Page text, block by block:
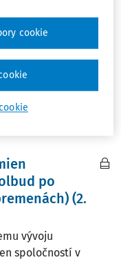
harmonizované.
v roku 2019 prijal
jednotný ...
po
(2.
vývoju
spoločností v
cookie